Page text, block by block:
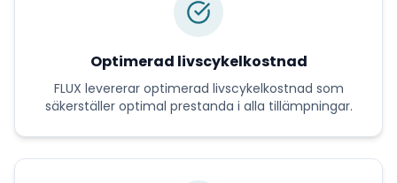
Optimerad livscykelkostnad
FLUX levererar optimerad livscykelkostnad som
säkerställer optimal prestanda i alla tillämpningar.